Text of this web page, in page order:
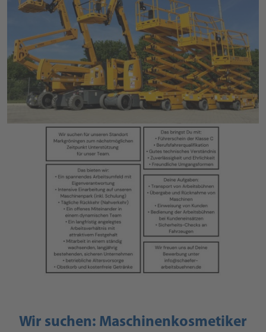
Wir suchen: Maschinenkosmetiker